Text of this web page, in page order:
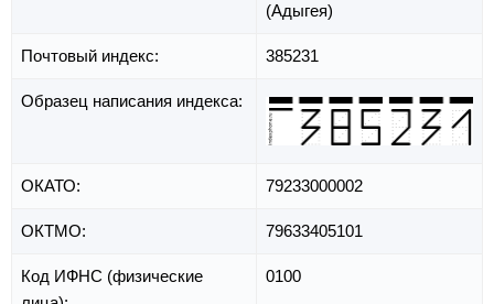
(Адыгея)
Почтовый индекс: 385231
Образец написания индекса:
ОКАТО: 79233000002
ОКТМО: 79633405101
Код ИФНС (физические
0100